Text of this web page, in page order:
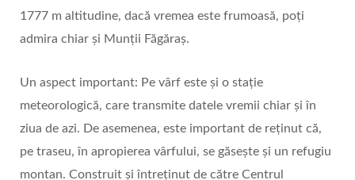
1777 m altitudine, dacă vremea este frumoasă, poți
admira chiar și Munții Făgăraș.
Un aspect important: Pe vârf este și o stație
meteorologică, care transmite datele vremii chiar și în
ziua de azi. De asemenea, este important de reținut că,
pe traseu, în apropierea vârfului, se găsește și un refugiu
montan. Construit și întreținut de către Centrul